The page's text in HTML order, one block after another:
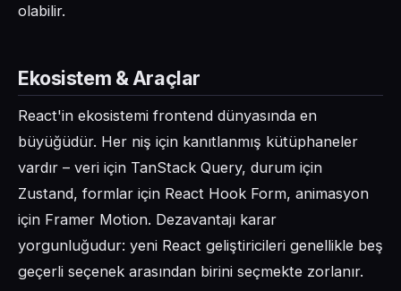
olabilir.
Ekosistem & Araçlar
React'in ekosistemi frontend dünyasında en
büyüğüdür. Her niş için kanıtlanmış kütüphaneler
vardır – veri için TanStack Query, durum için
Zustand, formlar için React Hook Form, animasyon
için Framer Motion. Dezavantajı karar
yorgunluğudur: yeni React geliştiricileri genellikle beş
geçerli seçenek arasından birini seçmekte zorlanır.